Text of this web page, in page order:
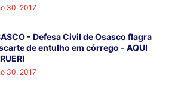
30, 2017
- Defesa Civil de Osasco flagra
de entulho em córrego - AQUI
30, 2017